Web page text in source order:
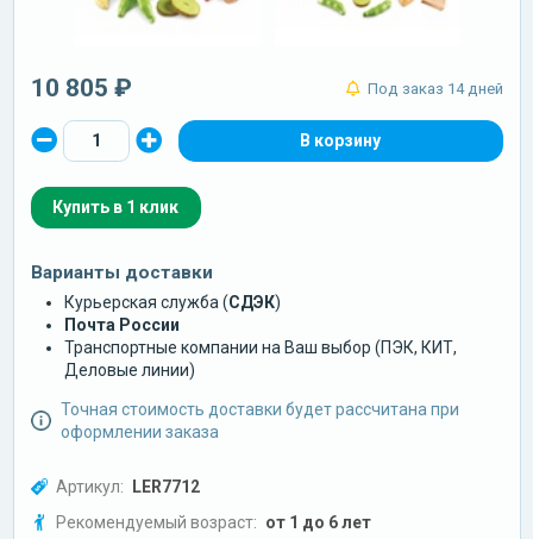
10 805 ₽ Под заказ 14 дней
Купить в 1 клик
Варианты доставки
Курьерская служба (СДЭК)
Почта России
Транспортные компании на Ваш выбор (ПЭК, КИТ,
Деловые линии)
Точная стоимость доставки будет рассчитана при
оформлении заказа
Артикул: LER7712
Рекомендуемый возраст: от 1 до 6 лет